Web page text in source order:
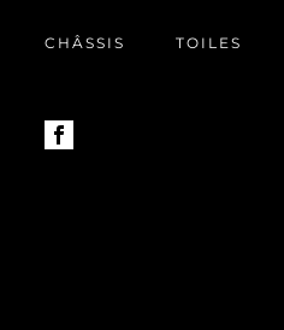
CHÂSSIS TOILES